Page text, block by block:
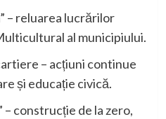
– reluarea lucrărilor
al municipiului.
– acțiuni continue
și educație civică.
– construcție de la zero,